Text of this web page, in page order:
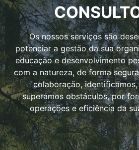
Os nossos serviços são
potenciar a gestão da sua
educação e desenvolvimento
com a natureza, de forma
colaboração,
superámos obstáculos, por
operações e eficiência da